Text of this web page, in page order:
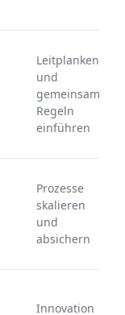
Leitplanken
und
gemeinsame
Regeln
einführen
Prozesse
skalieren
und
absichern
Innovation